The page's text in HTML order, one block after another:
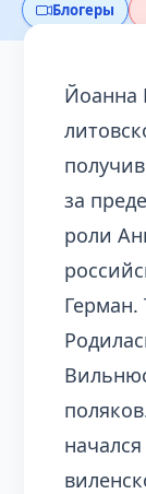
Блогеры
Йоанна
за
роли
Герман.